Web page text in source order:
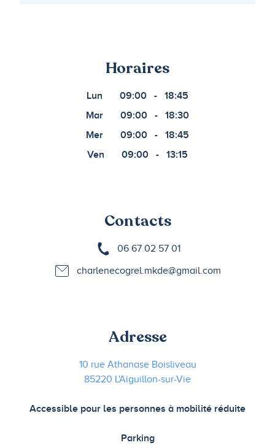
Horaires
Lun 09:00 -
18:45
Mar
09:00 -
18:30
Mer
09:00 -
18:45
Ven
09:00 - 13:15
Contacts
06 67 02 57 01
charlenecogrel.mkde@gmail.com
Adresse
10 rue Athanase Boisliveau
85220 L'Aiguillon-sur-Vie
Accessible pour les personnes à mobilité réduite
Parking